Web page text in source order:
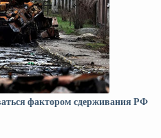
фактором сдерживания РФ